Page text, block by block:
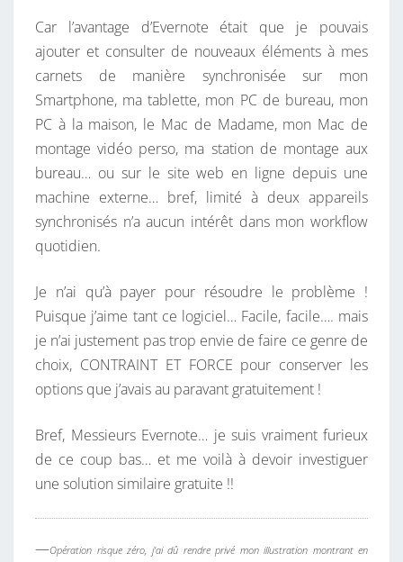
Car l’avantage d’Evernote était que je pouvais
ajouter et consulter de nouveaux éléments à mes
carnets de manière synchronisée sur mon
Smartphone, ma tablette, mon PC de bureau, mon
PC à la maison, le Mac de Madame, mon Mac de
montage vidéo perso, ma station de montage aux
bureau… ou sur le site web en ligne depuis une
machine externe… bref, limité à deux appareils
synchronisés n’a aucun intérêt dans mon workflow
quotidien.
Je n’ai qu’à payer pour résoudre le problème !
Puisque j’aime tant ce logiciel… Facile, facile…. mais
je n’ai justement pas trop envie de faire ce genre de
choix, CONTRAINT ET FORCE pour conserver les
options que j’avais au paravant gratuitement !
Bref, Messieurs Evernote… je suis vraiment furieux
de ce coup bas… et me voilà à devoir investiguer
une solution similaire gratuite !!
—Opération risque zéro, j’ai dû rendre privé mon illustration montrant en